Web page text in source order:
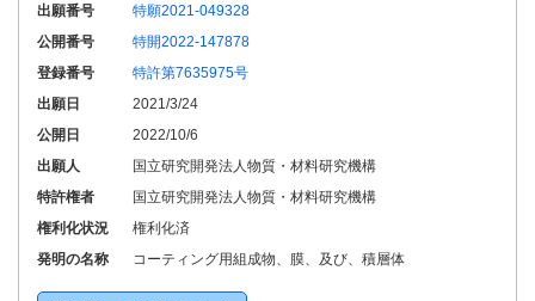
出願番号
特願2021-049328
公開番号
特開2022-147878
登録番号
特許第7635975号
出願日
2021/3/24
公開日
2022/10/6
出願人
国立研究開発法人物質・材料研究機構
特許権者
国立研究開発法人物質・材料研究機構
権利化状況
権利化済
発明の名称
コーティング用組成物、膜、及び、積層体